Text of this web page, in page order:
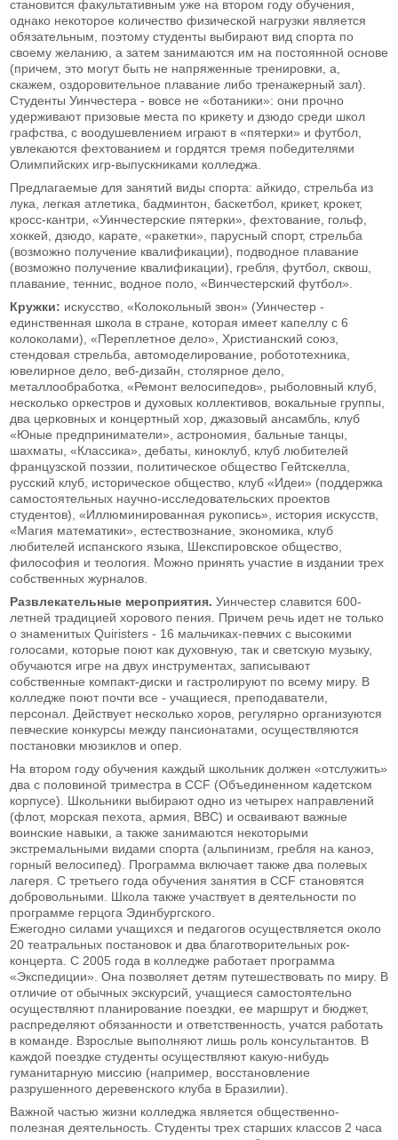
становится факультативным уже на втором году обучения,
однако некоторое количество физической нагрузки является
обязательным, поэтому студенты выбирают вид спорта по
своему желанию, а затем занимаются им на постоянной основе
(причем, это могут быть не напряженные тренировки, а,
скажем, оздоровительное плавание либо тренажерный зал).
Студенты Уинчестера - вовсе не «ботаники»: они прочно
удерживают призовые места по крикету и дзюдо среди школ
графства, с воодушевлением играют в «пятерки» и футбол,
увлекаются фехтованием и гордятся тремя победителями
Олимпийских игр-выпускниками колледжа.
Предлагаемые для занятий виды спорта: айкидо, стрельба из
лука, легкая атлетика, бадминтон, баскетбол, крикет, крокет,
кросс-кантри, «Уинчестерские пятерки», фехтование, гольф,
хоккей, дзюдо, карате, «ракетки», парусный спорт, стрельба
(возможно получение квалификации), подводное плавание
(возможно получение квалификации), гребля, футбол, сквош,
плавание, теннис, водное поло, «Винчестерский футбол».
Кружки: искусство, «Колокольный звон» (Уинчестер -
единственная школа в стране, которая имеет капеллу с 6
колоколами), «Переплетное дело», Христианский союз,
стендовая стрельба, автомоделирование, робототехника,
ювелирное дело, веб-дизайн, столярное дело,
металлообработка, «Ремонт велосипедов», рыболовный клуб,
несколько оркестров и духовых коллективов, вокальные группы,
два церковных и концертный хор, джазовый ансамбль, клуб
«Юные предприниматели», астрономия, бальные танцы,
шахматы, «Классика», дебаты, киноклуб, клуб любителей
французской поэзии, политическое общество Гейтскелла,
русский клуб, историческое общество, клуб «Идеи» (поддержка
самостоятельных научно-исследовательских проектов
студентов), «Иллюминированная рукопись», история искусств,
«Магия математики», естествознание, экономика, клуб
любителей испанского языка, Шекспировское общество,
философия и теология. Можно принять участие в издании трех
собственных журналов.
Развлекательные мероприятия. Уинчестер славится 600-
летней традицией хорового пения. Причем речь идет не только
о знаменитых Quiristers - 16 мальчиках-певчих с высокими
голосами, которые поют как духовную, так и светскую музыку,
обучаются игре на двух инструментах, записывают
собственные компакт-диски и гастролируют по всему миру. В
колледже поют почти все - учащиеся, преподаватели,
персонал. Действует несколько хоров, регулярно организуются
певческие конкурсы между пансионатами, осуществляются
постановки мюзиклов и опер.
На втором году обучения каждый школьник должен «отслужить»
два с половиной триместра в CCF (Объединенном кадетском
корпусе). Школьники выбирают одно из четырех направлений
(флот, морская пехота, армия, ВВС) и осваивают важные
воинские навыки, а также занимаются некоторыми
экстремальными видами спорта (альпинизм, гребля на каноэ,
горный велосипед). Программа включает также два полевых
лагеря. С третьего года обучения занятия в CCF становятся
добровольными. Школа также участвует в деятельности по
программе герцога Эдинбургского.
Ежегодно силами учащихся и педагогов осуществляется около
20 театральных постановок и два благотворительных рок-
концерта. С 2005 года в колледже работает программа
«Экспедиции». Она позволяет детям путешествовать по миру. В
отличие от обычных экскурсий, учащиеся самостоятельно
осуществляют планирование поездки, ее маршрут и бюджет,
распределяют обязанности и ответственность, учатся работать
в команде. Взрослые выполняют лишь роль консультантов. В
каждой поездке студенты осуществляют какую-нибудь
гуманитарную миссию (например, восстановление
разрушенного деревенского клуба в Бразилии).
Важной частью жизни колледжа является общественно-
полезная деятельность. Студенты трех старших классов 2 часа